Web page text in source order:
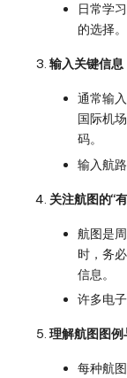
日常学
的选择。
输入关键信息
通常输
国际机
码。
输入航
关注航图的“
航图是
时，务
信息。
许多电
理解航图图例
每种航